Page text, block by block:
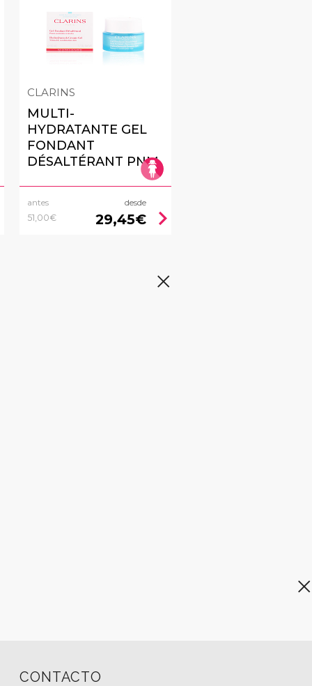
CLARINS
MULTI-
HYDRATANTE GEL
FONDANT
DÉSALTÉRANT PNM
antes
51,00€
desde
29,45€ chevron_right
CONTACTO